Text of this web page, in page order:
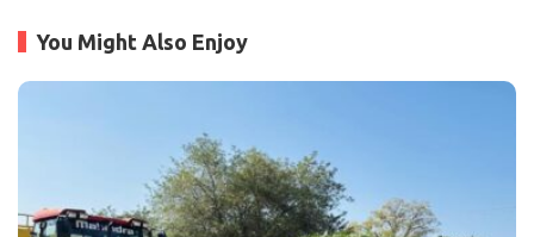
You Might Also Enjoy